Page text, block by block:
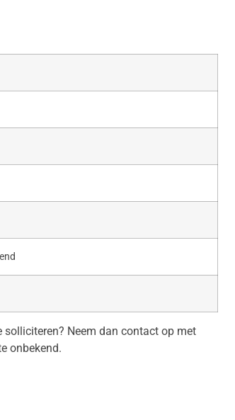
solliciteren? Neem dan contact op met
onbekend.